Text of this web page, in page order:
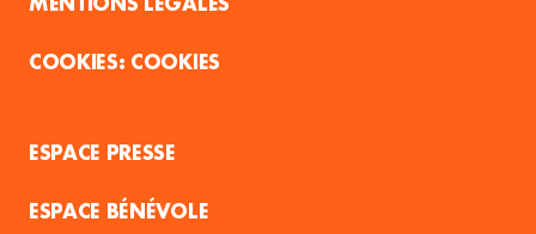
COOKIES
ESPACE PRESSE
ESPACE BÉNÉVOLE